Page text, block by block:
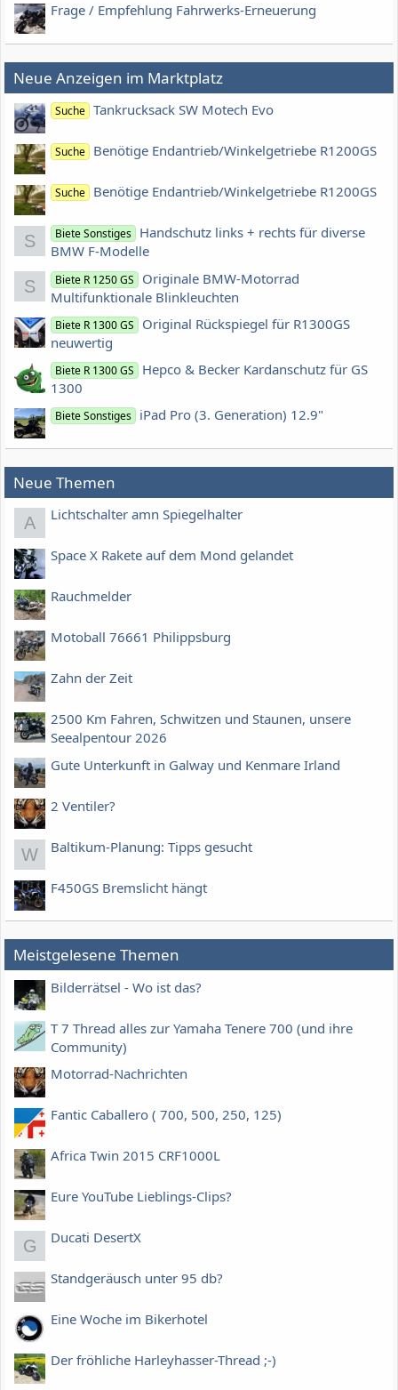
Frage / Empfehlung Fahrwerks-Erneuerung
Neue Anzeigen im Marktplatz
Suche Tankrucksack SW Motech Evo
Suche Benötige Endantrieb/Winkelgetriebe R1200GS
Suche Benötige Endantrieb/Winkelgetriebe R1200GS
S Biete Sonstiges Handschutz links + rechts für diverse
BMW F-Modelle
S Biete R 1250 GS
Originale BMW-Motorrad
Multifunktionale Blinkleuchten
Biete R 1300 GS
Original Rückspiegel für R1300GS
neuwertig
Biete R 1300 GS
Hepco & Becker Kardanschutz für GS
1300
Biete Sonstiges iPad Pro (3. Generation) 12.9"
Neue Themen
A Lichtschalter amn Spiegelhalter
Space X Rakete auf dem Mond gelandet
Rauchmelder
Motoball 76661 Philippsburg
Zahn der Zeit
2500 Km Fahren, Schwitzen und Staunen, unsere
Seealpentour 2026
Gute Unterkunft in Galway und Kenmare Irland
2 Ventiler?
W Baltikum-Planung: Tipps gesucht
F450GS Bremslicht hängt
Meistgelesene Themen
Bilderrätsel - Wo ist das?
T 7 Thread alles zur Yamaha Tenere 700 (und ihre
Community)
Motorrad-Nachrichten
Fantic Caballero ( 700, 500, 250, 125)
Africa Twin 2015 CRF1000L
Eure YouTube Lieblings-Clips?
G Ducati DesertX
Standgeräusch unter 95 db?
Eine Woche im Bikerhotel
Der fröhliche Harleyhasser-Thread ;-)